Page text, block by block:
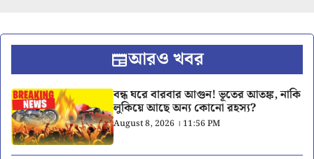
আরও খবর
বন্ধ ঘরে বারবার আগুন! ভূতের আতঙ্ক, নাকি
লুকিয়ে আছে অন্য কোনো রহস্য?
August 8, 2026 । 11:56 PM